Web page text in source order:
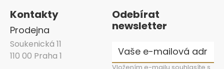
Kontakty
Prodejna
Soukenická 11
110 00 Praha 1
Odebírat
newsletter